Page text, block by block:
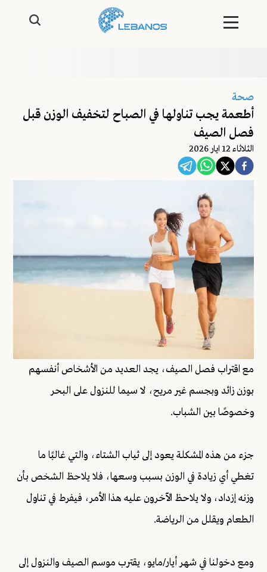
صحة
أطعمة يجب تناولها في الصباح لتخفيف الوزن قبل
فصل الصيف
الثلاثاء 12 ايار 2026
مع اقتراب فصل الصيف، يجد العديد من الأشخاص أنفسهم
بوزن زائد وبجسم غير مريح، لا سيما للنزول على البحر
وخصوصًا بين الشباب.
جزء من هذه المشكلة يعود إلى ثياب الشتاء، والتي غالبًا ما
تغطي أي زيادة في الوزن بسبب وسعها، فلا يلاحظ الشخص بأن
وزنه إزداد، ولا يلاحظ الآخرون عليه هذا الأمر، فيفرط في تناول
الطعام ويقلل من الرياضة.
ومع دخولنا في شهر أيار/مايو، يقترب موسم الصيف والنزول إلى